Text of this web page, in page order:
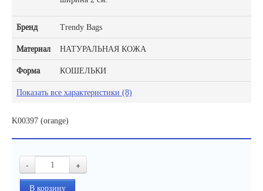
Бренд Trendy Bags
Материал НАТУРАЛЬНАЯ КОЖА
Форма КОШЕЛЬКИ
Показать все характеристики (8)
K00397 (orange)
- +